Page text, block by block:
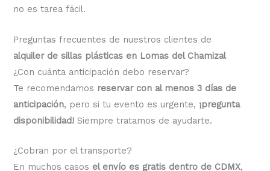
no es tarea fácil.
Preguntas frecuentes de nuestros clientes de
alquiler de sillas plásticas en Lomas del Chamizal
¿Con cuánta anticipación debo reservar?
Te recomendamos reservar con al menos 3 días de
anticipación, pero si tu evento es urgente, ¡pregunta
disponibilidad! Siempre tratamos de ayudarte.
¿Cobran por el transporte?
En muchos casos el envío es gratis dentro de CDMX,